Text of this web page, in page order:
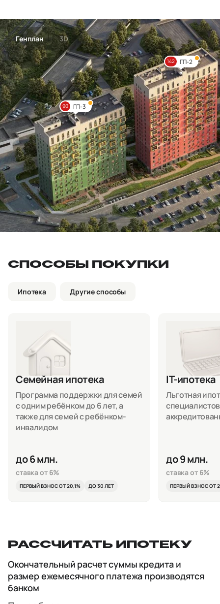
Генплан 3D
142 ГП-2
90 ГП-3
СПОСОБЫ ПОКУПКИ
Ипотека Другие способы
Семейная ипотека
Программа поддержки для семей
с одним ребёнком до 6 лет, а
также для семей с ребёнком-
инвалидом
до 6 млн.
ставка от 6%
ПЕРВЫЙ ВЗНОС ОТ 20,1% ДО 30 ЛЕТ
IT-ипотека
Льготная
до 9 млн.
ставка от 6%
ПЕРВЫЙ ВЗНОС ОТ
РАССЧИТАТЬ ИПОТЕКУ
Окончательный расчет суммы кредита и
размер ежемесячного платежа производятся
банком